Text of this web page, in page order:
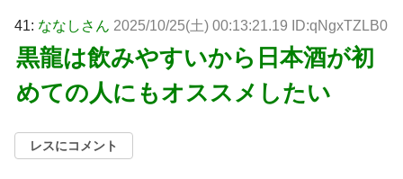
41: ななしさん 2025/10/25(土) 00:13:21.19 ID:qNgxTZLB0
黒龍は飲みやすいから日本酒が初
めての人にもオススメしたい
レスにコメント